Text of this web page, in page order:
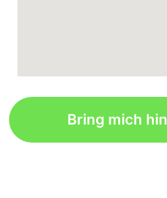
Bring mich hin